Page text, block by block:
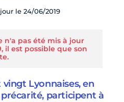
le 24/06/2019
n'a pas été mis à jour
il est possible que son
Lyonnaises, en
participent à